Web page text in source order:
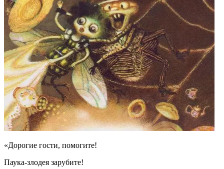
«Дорогие гости, помогите!
Паука-злодея зарубите!